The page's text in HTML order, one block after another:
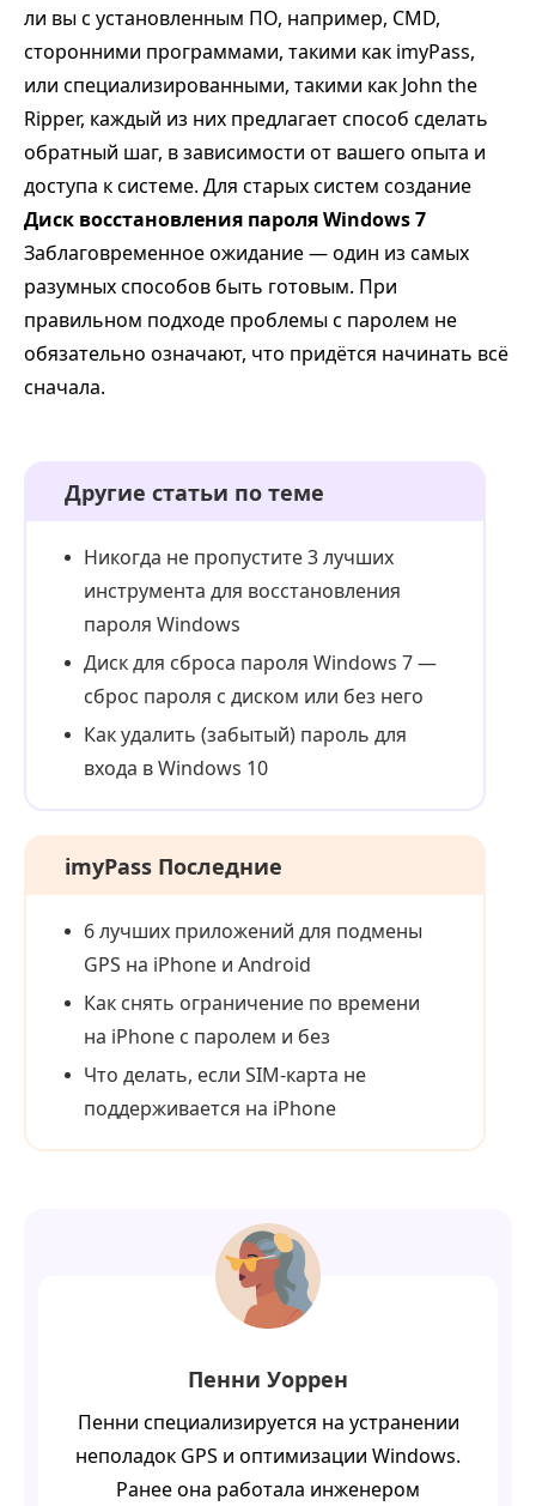
ли вы с установленным ПО, например, CMD,
сторонними программами, такими как imyPass,
или специализированными, такими как John the
Ripper, каждый из них предлагает способ сделать
обратный шаг, в зависимости от вашего опыта и
доступа к системе. Для старых систем создание
Диск восстановления пароля Windows 7
Заблаговременное ожидание — один из самых
разумных способов быть готовым. При
правильном подходе проблемы с паролем не
обязательно означают, что придётся начинать всё
сначала.
Другие статьи по теме
Никогда не пропустите 3 лучших
инструмента для восстановления
пароля Windows
Диск для сброса пароля Windows 7 —
сброс пароля с диском или без него
Как удалить (забытый) пароль для
входа в Windows 10
imyPass Последние
6 лучших приложений для подмены
GPS на iPhone и Android
Как снять ограничение по времени
на iPhone с паролем и без
Что делать, если SIM‑карта не
поддерживается на iPhone
Пенни Уоррен
Пенни специализируется на устранении
неполадок GPS и оптимизации Windows.
Ранее она работала инженером